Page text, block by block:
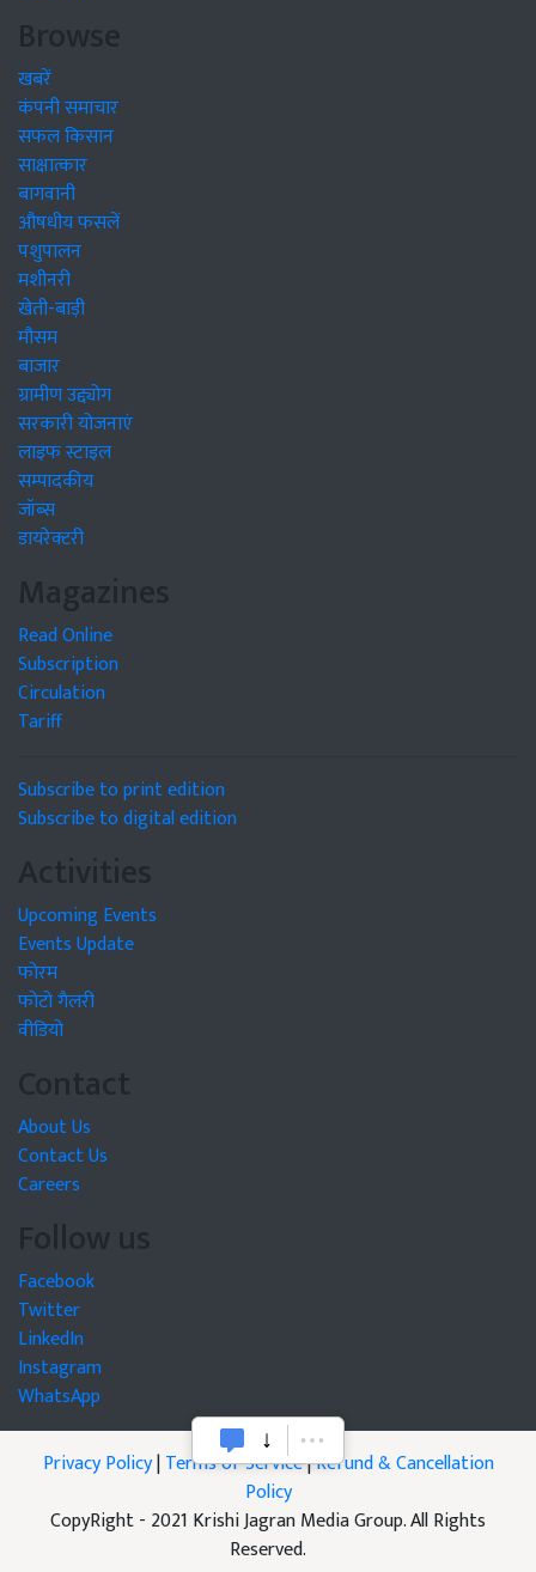
Browse
खबरें
कंपनी समाचार
सफल किसान
साक्षात्कार
बागवानी
औषधीय फसलें
पशुपालन
मशीनरी
खेती-बाड़ी
मौसम
बाजार
ग्रामीण उद्द्योग
सरकारी योजनाएं
लाइफ स्टाइल
सम्पादकीय
जॉब्स
डायरेक्टरी
Magazines
Read Online
Subscription
Circulation
Tariff
Subscribe to print edition
Subscribe to digital edition
Activities
Upcoming Events
Events Update
फोरम
फोटो गैलरी
वीडियो
Contact
About Us
Contact Us
Careers
Follow us
Facebook
Twitter
LinkedIn
Instagram
WhatsApp
Privacy Policy|Terms of Service|Refund & Cancellation
Policy
CopyRight - 2021 Krishi Jagran Media Group. All Rights
Reserved.